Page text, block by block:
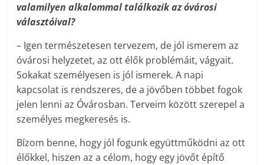
valamilyen alkalommal találkozik az óvárosi
választóival?
– Igen természetesen tervezem, de jól ismerem az
óvárosi helyzetet, az ott élők problémáit, vágyait.
Sokakat személyesen is jól ismerek. A napi
kapcsolat is rendszeres, de a jövőben többet fogok
jelen lenni az Óvárosban. Terveim között szerepel a
személyes megkeresés is.
Bízom benne, hogy jól fogunk együttműködni az ott
élőkkel, hiszen az a célom, hogy egy jövőt építő